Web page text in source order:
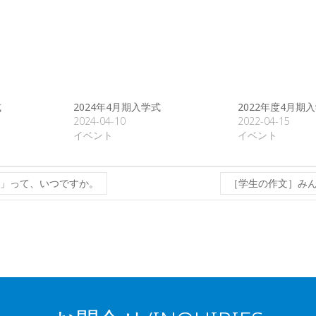
2024年4月期入学式
2024-04-10
イベント
2022年度4月期
2022-04-15
イベント
て、いつですか。 ［学生の作文］み